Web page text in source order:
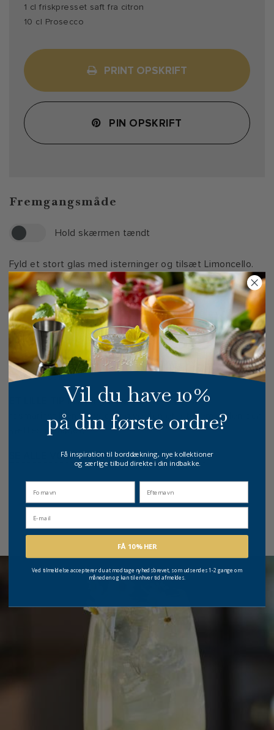
Fremgangsmåde
Hold skærmen tændt
Fyld et stort glas med isterninger og tilsæt Limoncello.
Hæld hvid Vermouth i glasset.
Pres citronsaften og tilsæt den til blandingen.
Top glasset op med kølig Prosecco.
Pynt cocktailen med en skive citron og eventuelt en
rosmarinstilk.
til at frigive æteriske olier fra
rosmarinstilken, er ved at give den et let klem, inden den
sættes i glasset.
SE ALLE VORES DRINKSOPSKRIFTER HER >>
1 cl friskpresset saft fra citron
10 cl Prosecco
PRINT OPSKRIFT
PIN OPSKRIFT
Vil du have 10%
på din første ordre?
Få inspiration til borddækning, nye kollektioner
og særlige tilbud direkte i din indbakke.
FÅ 10% HER
Ved tilmeldelse accepterer du at modtage nyhedsbrevet, som udsendes 1-2 gange om
måneden og kan til enhver tid afmeldes.